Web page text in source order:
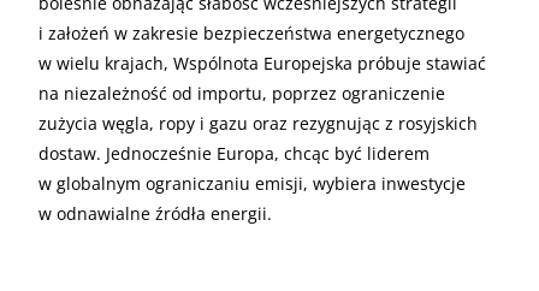
i założeń w zakresie bezpieczeństwa energetycznego
w wielu krajach, Wspólnota Europejska próbuje stawiać
na niezależność od importu, poprzez ograniczenie
zużycia węgla, ropy i gazu oraz rezygnując z rosyjskich
dostaw. Jednocześnie Europa, chcąc być liderem
w globalnym ograniczaniu emisji, wybiera inwestycje
w odnawialne źródła energii.